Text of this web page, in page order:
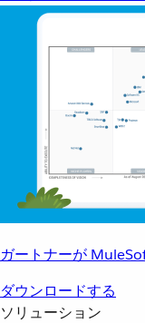
ガートナーが
ダウンロードする
ソリューション